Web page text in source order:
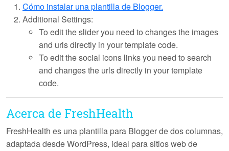
Cómo instalar una plantilla de Blogger.
Additional Settings:
To edit the slider you need to changes the images
and urls directly in your template code.
To edit the social icons links you need to search
and changes the urls directly in your template
code.
Acerca de FreshHealth
FreshHealth es una plantilla para Blogger de dos columnas,
adaptada desde WordPress, ideal para sitios web de